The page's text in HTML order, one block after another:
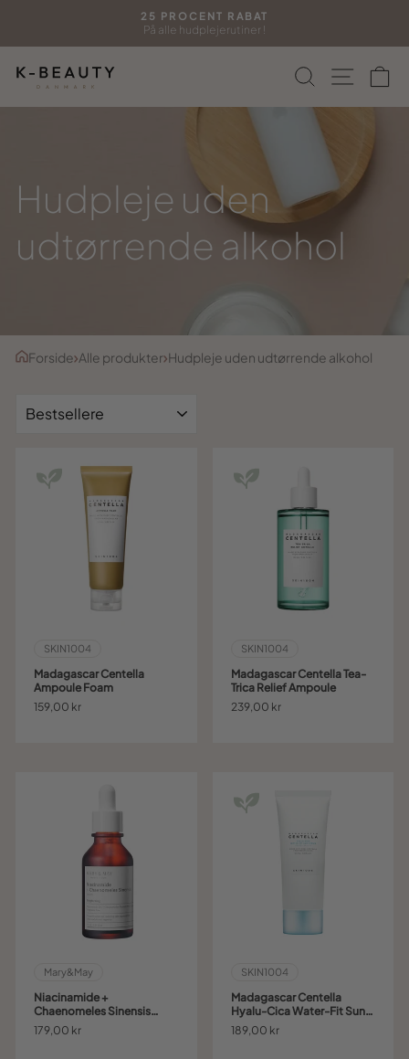
indhold
Sæt
MIX 2 SINGLES
Få 30% på den ene !
Søg Side
Hudpleje uden
udtørrende alkohol
Forside Alle produkter Hudpleje uden udtørrende alkohol
SKIN1004
Madagascar Centella
Ampoule Foam
159,00 kr
SKIN1004
Madagascar Centella Tea-
Trica Relief Ampoule
239,00 kr
Mary&May
Niacinamide +
Chaenomeles Sinensis
Serum
179,00 kr
SKIN1004
Madagascar Centella
Hyalu-Cica Water-Fit Sun
Serum
189,00 kr